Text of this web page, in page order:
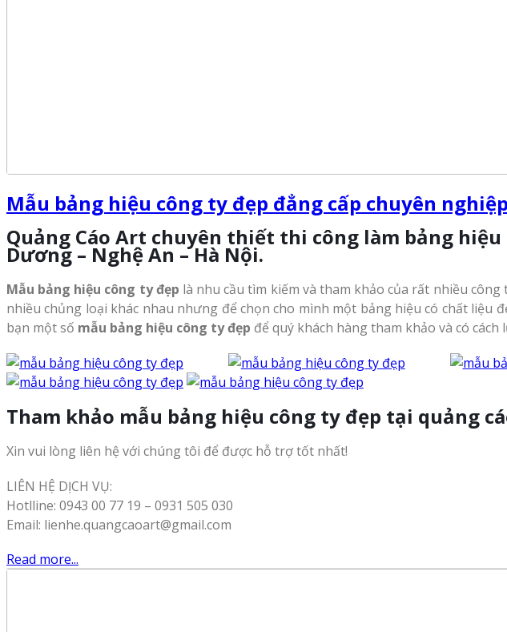
Mẫu bảng hiệu công ty đẹp đẳng cấp chuyên nghiệp
Quảng Cáo Art chuyên thiết thi công làm bảng
Dương – Nghệ An – Hà Nội.
Mẫu bảng hiệu công ty đẹp là nhu cầu tìm kiếm và tham khảo của rất nhiều
nhiều chủng loại khác nhau nhưng để chọn cho mình một bảng hiệu có chất liệu
bạn một số mẫu bảng hiệu công ty đẹp để quý khách hàng tham khảo và có
Tham khảo mẫu bảng hiệu công ty đẹp tại quảng
Xin vui lòng liên hệ với chúng tôi để được hỗ trợ tốt nhất!
LIÊN HỆ DỊCH VỤ:
Hotlline: 0943 00 77 19 – 0931 505 030
Email: lienhe.quangcaoart@gmail.com
Read more...